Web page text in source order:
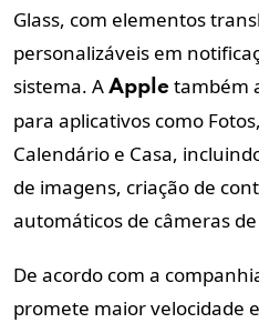
Glass, com elementos
personalizáveis em
sistema. A Apple também
para aplicativos como
Calendário e Casa,
de imagens, criação de
automáticos de câmeras
De acordo com a
promete maior velocidade